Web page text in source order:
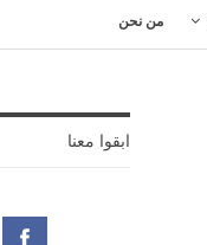
من نحن
ابقوا معنا